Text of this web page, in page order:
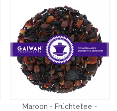
Maroon - Früchtetee -